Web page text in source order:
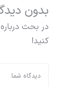
بدون
در بحث
کنید!